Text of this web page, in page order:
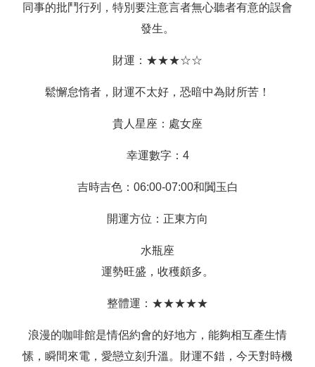
同事的批鬥行列，特別要注意言者無心聽者有意的誤會
發生。
財運：★★★☆☆
鬆懈怠惰者，財運不太好，恐暗中為財所苦！
貴人星座：處女座
幸運數字：4
吉時吉色：06:00-07:00和闐玉白
開運方位：正東方向
水瓶座
運勢旺盛，收穫頗多。
整體運：★★★★★
浪漫的咖啡館是情侶約會的好地方，能夠相互產生情
愫，瞬間來電，愛戀立刻升溫。財運不錯，今天對時機